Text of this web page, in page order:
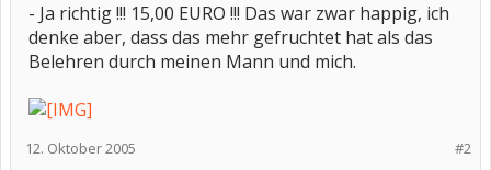
- Ja richtig !!! 15,00 EURO !!! Das war zwar happig, ich
denke aber, dass das mehr gefruchtet hat als das
Belehren durch meinen Mann und mich.
#2
12. Oktober 2005